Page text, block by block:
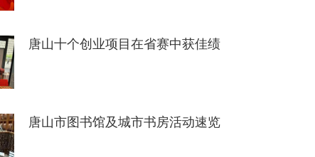
唐山十个创业项目在省赛中获佳绩
唐山市图书馆及城市书房活动速览